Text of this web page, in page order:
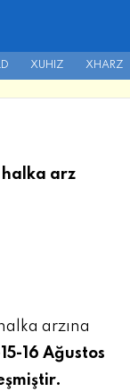
XUHIZ XHARZ
halka arz
arzına
16 Ağustos